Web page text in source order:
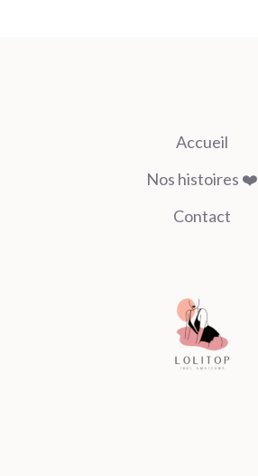
Accueil
Nos histoires ❤️
Contact